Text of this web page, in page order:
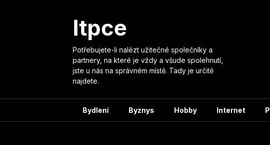
Itpce
Potřebujete-li nalézt užitečné společníky a
partnery, na které je vždy a všude spolehnutí,
jste u nás na správném místě. Tady je určitě
najdete.
Bydlení Byznys Hobby Internet